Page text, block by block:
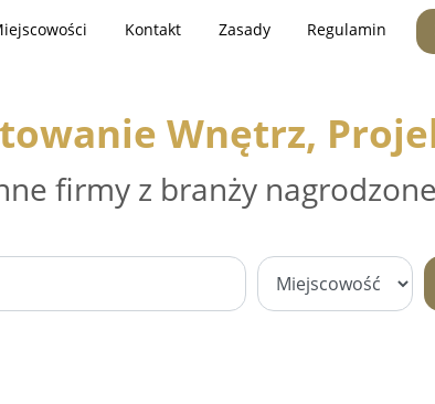
Kontakt Zasady Regulamin
Wnętrz,
firmy z branży